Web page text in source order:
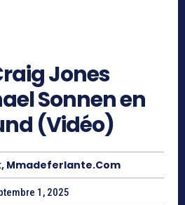
Jones
Sonnen en
(Vidéo)
Mmadeferlante.com
1, 2025